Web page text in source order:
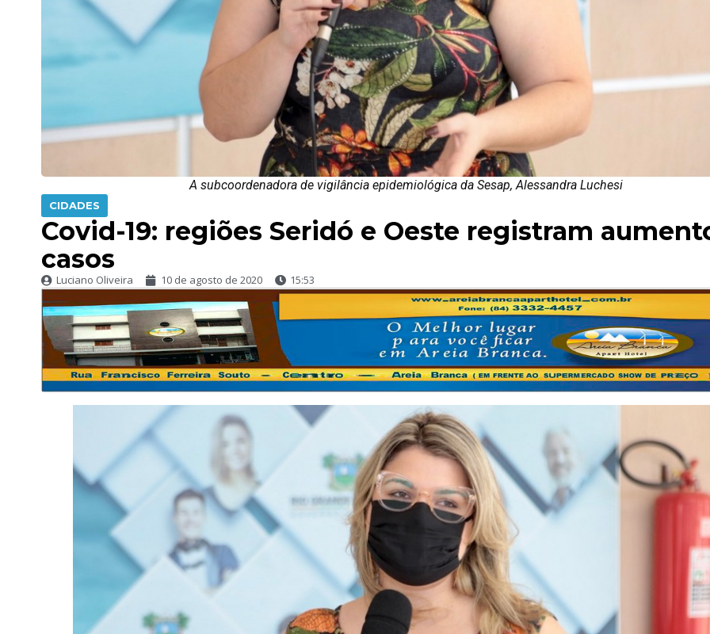
A subcoordenadora de vigilância epidemiológica da Sesap, Alessandra Luchesi
CIDADES
Covid-19: regiões Seridó e Oeste registram
casos
Luciano Oliveira 10 de agosto de 2020 15:53